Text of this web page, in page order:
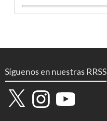
Síguenos en nuestras RRSS
X InstagramYouTube